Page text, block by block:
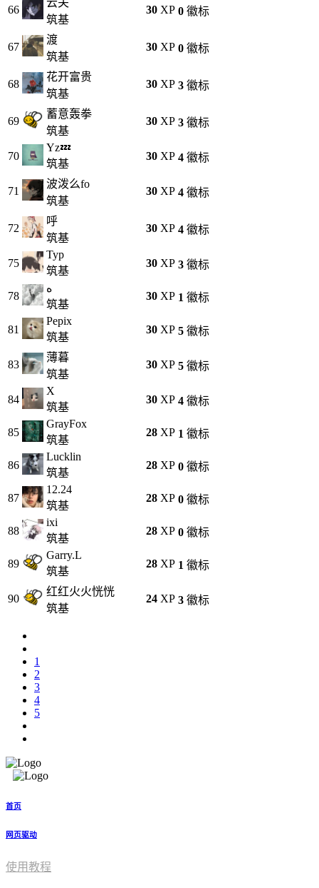
66
筑基
30 XP 0 徽标
67
渡
筑基
30 XP 0 徽标
68
花开富贵
筑基
30 XP 3 徽标
69
蓄意轰拳
筑基
30 XP 3 徽标
70
Yz💤
筑基
30 XP 4 徽标
71
波泼么fo
筑基
30 XP 4 徽标
72
呼
筑基
30 XP 4 徽标
75
Typ
筑基
30 XP 3 徽标
78
ە
筑基
30 XP 1 徽标
81
Pepix
筑基
30 XP 5 徽标
83
薄暮
筑基
30 XP 5 徽标
84
X
筑基
30 XP 4 徽标
85
GrayFox
筑基
28 XP 1 徽标
86
Lucklin
筑基
28 XP 0 徽标
87
12.24
筑基
28 XP 0 徽标
88
ixi
筑基
28 XP 0 徽标
89
Garry.L
筑基
28 XP 1 徽标
90
红红火火恍恍
筑基
24 XP 3 徽标
1
2
3
4
5
首页
网页驱动
使用教程​